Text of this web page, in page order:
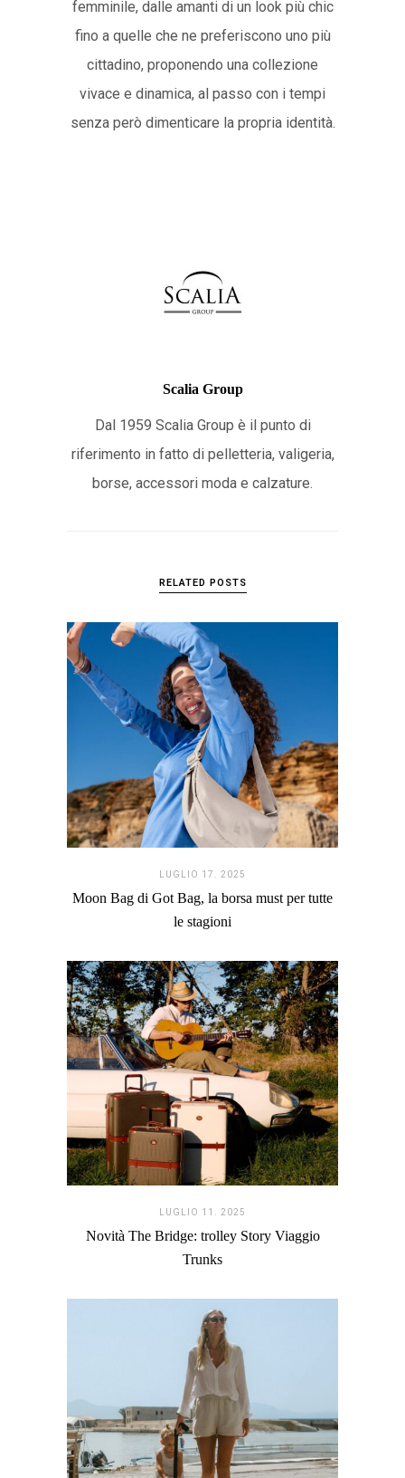
femminile, dalle amanti di un look più chic
fino a quelle che ne preferiscono uno più
cittadino, proponendo una collezione
vivace e dinamica, al passo con i tempi
senza però dimenticare la propria identità.
Scalia Group
Dal 1959 Scalia Group è il punto di
riferimento in fatto di pelletteria, valigeria,
borse, accessori moda e calzature.
RELATED POSTS
LUGLIO 17. 2025
Moon Bag di Got Bag, la borsa must per tutte
le stagioni
LUGLIO 11. 2025
Novità The Bridge: trolley Story Viaggio
Trunks